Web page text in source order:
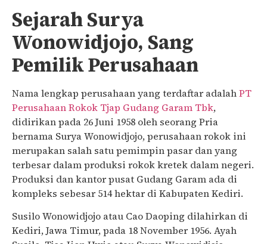
Sejarah Surya
Wonowidjojo, Sang
Pemilik Perusahaan
Nama lengkap perusahaan yang terdaftar adalahPT
Perusahaan Rokok Tjap Gudang Garam Tbk,
didirikan pada 26 Juni 1958 oleh seorang Pria
bernama Surya Wonowidjojo, perusahaan rokok ini
merupakan salah satu pemimpin pasar dan yang
terbesar dalam produksi rokok kretek dalam negeri.
Produksi dan kantor pusat Gudang Garam ada di
kompleks sebesar 514 hektar di Kabupaten Kediri.
Susilo Wonowidjojo atau Cao Daoping dilahirkan di
Kediri, Jawa Timur, pada 18 November 1956. Ayah